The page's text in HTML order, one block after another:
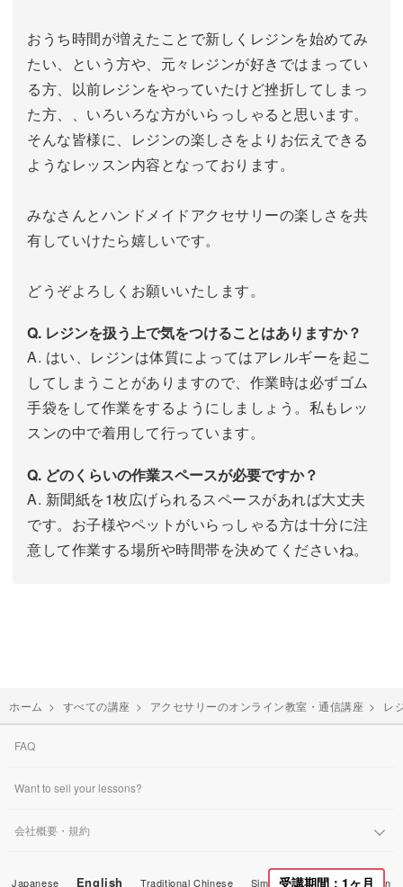
おうち時間が増えたことで新しくレジンを始めてみ
たい、という方や、元々レジンが好きではまってい
る方、以前レジンをやっていたけど挫折してしまっ
た方、、いろいろな方がいらっしゃると思います。
そんな皆様に、レジンの楽しさをよりお伝えできる
ようなレッスン内容となっております。
みなさんとハンドメイドアクセサリーの楽しさを共
有していけたら嬉しいです。
どうぞよろしくお願いいたします。
Q. レジンを扱う上で気をつけることはありますか？
A. はい、レジンは体質によってはアレルギーを起こ
してしまうことがありますので、作業時は必ずゴム
手袋をして作業をするようにしましょう。私もレッ
スンの中で着用して行っています。
Q. どのくらいの作業スペースが必要ですか？
A. 新聞紙を1枚広げられるスペースがあれば大丈夫
です。お子様やペットがいらっしゃる方は十分に注
意して作業する場所や時間帯を決めてくださいね。
ホーム > すべての講座 > アクセサリーのオンライン教室・通信講座 > レ
受講期間：1ヶ月
FAQ
Want to sell your lessons?
会社概要・規約
Japanese English Traditional Chinese Simplified Chinese Korean